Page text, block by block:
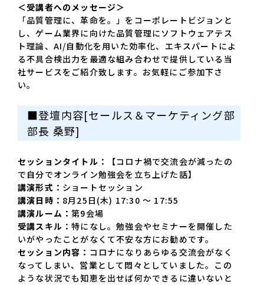
＜受講者へのメッセージ＞
「品質管理に、革命を。」をコーポレートビジョンと
し、ゲーム業界に向けた品質管理にソフトウェアテス
ト理論、AI/自動化を用いた効率化、エキスパートによ
る不具合検出力を最適な組み合わせで提供している当
社サービスをご紹介致します。お気軽にご参加下さ
い。
■登壇内容[セールス＆マーケティング部
部長 桑野]
セッションタイトル：【コロナ禍で交流会が減ったの
で自分でオンライン勉強会を立ち上げた話】
講演形式： ショートセッション
講演日時： 8月25日(木) 17:30 〜 17:55
講演ルーム：第9会場
受講スキル：特になし。勉強会やセミナーを開催した
いがやったことがなくて不安な方にお勧めです。
セッション内容： コロナになりあらゆる交流会がなく
なってしまい、営業として悶々としていました。この
ような状況でも知恵を出せば何かできるに違いないと